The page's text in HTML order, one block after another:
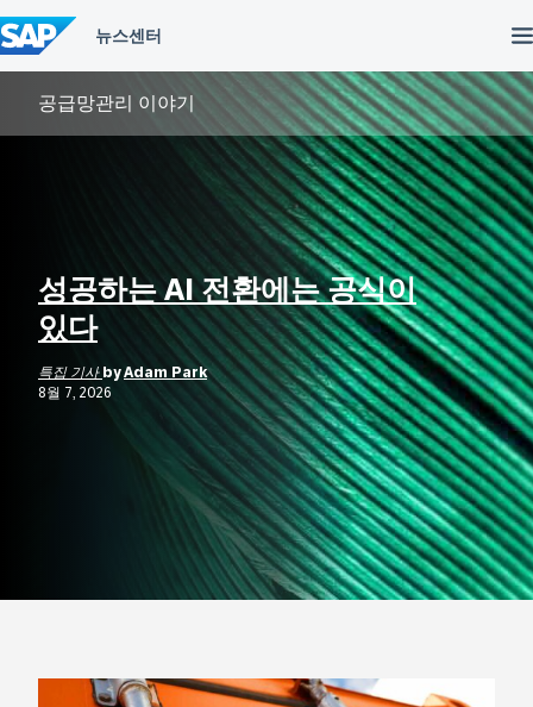
텐
츠
건
공급망관리 이야기
성공하는 AI 전환에는 공식이
있다
특집 기사 byAdam Park
8월 7, 2026